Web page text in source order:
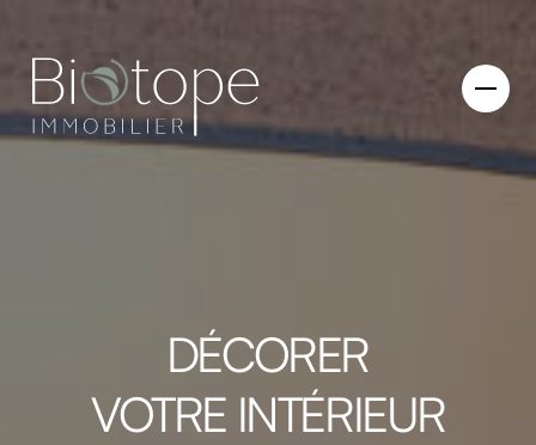
DÉCORER
VOTRE INTÉRIEUR